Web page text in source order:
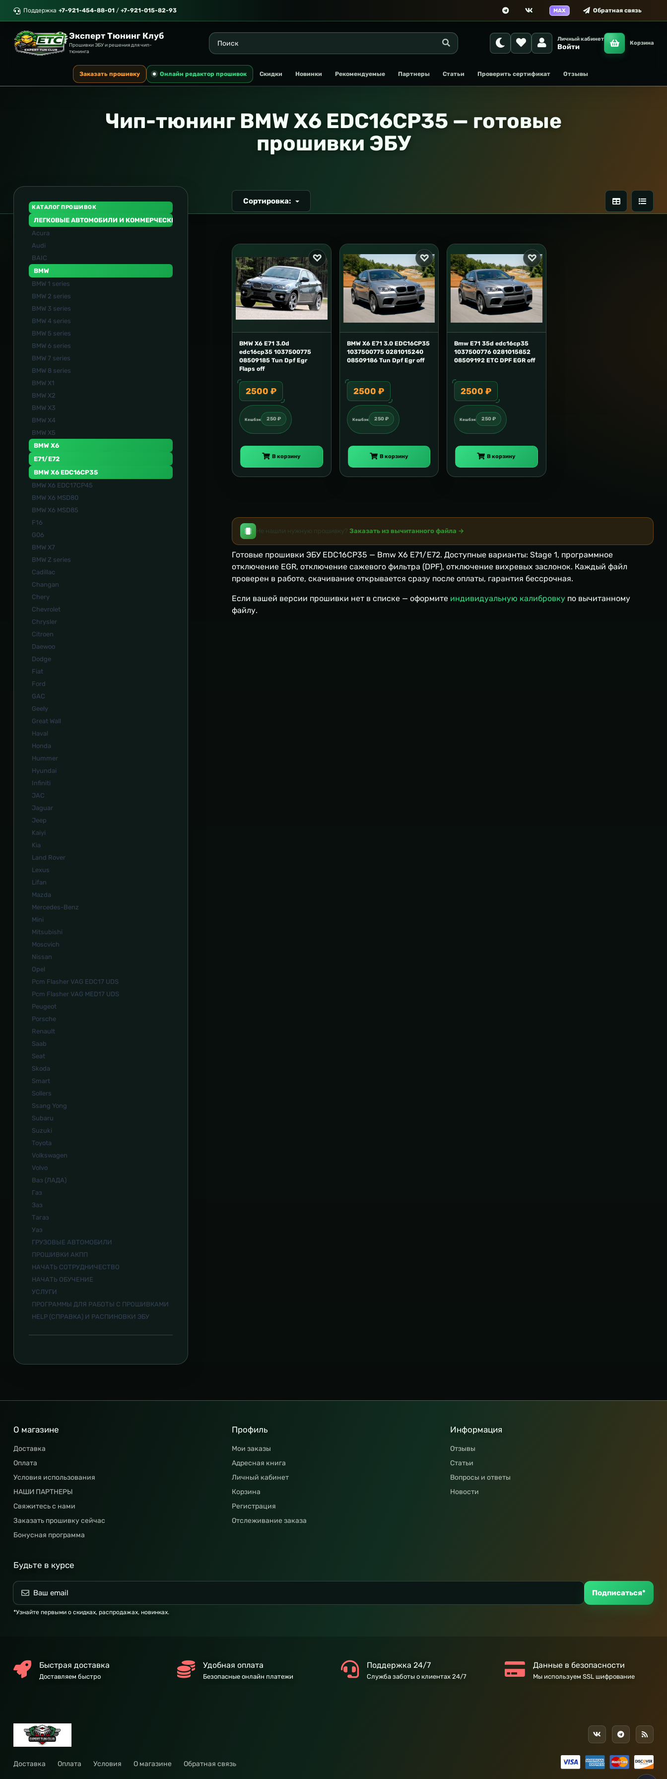
Поддержка +7-921-454-88-01 / +7-921-015-82-93 MAX Обратная связь
Эксперт Тюнинг Клуб
Прошивки ЭБУ и решения для чип-
тюнинга
Личный кабинет
Войти Корзина
Заказать прошивку Онлайн редактор прошивок Скидки Новинки Рекомендуемые Партнеры Статьи Проверить сертификат Отзывы
Чип-тюнинг BMW X6 EDC16CP35 — готовые
прошивки ЭБУ
КАТАЛОГ ПРОШИВОК
ЛЕГКОВЫЕ АВТОМОБИЛИ И КОММЕРЧЕСКИЙ ТРАНСПОРТ
Acura
Audi
BAIC
BMW
BMW 1 series
BMW 2 series
BMW 3 series
BMW 4 series
BMW 5 series
BMW 6 series
BMW 7 series
BMW 8 series
BMW X1
BMW X2
BMW X3
BMW X4
BMW X5
BMW X6
E71/E72
BMW X6 EDC16CP35
BMW X6 EDC17CP45
BMW X6 MSD80
BMW X6 MSD85
F16
G06
BMW X7
BMW Z series
Cadillac
Changan
Chery
Chevrolet
Chrysler
Citroen
Daewoo
Dodge
Fiat
Ford
GAC
Geely
Great Wall
Haval
Honda
Hummer
Hyundai
Infiniti
JAC
Jaguar
Jeep
Kaiyi
Kia
Land Rover
Lexus
Lifan
Mazda
Mercedes-Benz
Mini
Mitsubishi
Moscvich
Nissan
Opel
Pcm Flasher VAG EDC17 UDS
Pcm Flasher VAG MED17 UDS
Peugeot
Porsche
Renault
Saab
Seat
Skoda
Smart
Sollers
Ssang Yong
Subaru
Suzuki
Toyota
Volkswagen
Volvo
Ваз (ЛАДА)
Газ
Заз
Тагаз
Уаз
ГРУЗОВЫЕ АВТОМОБИЛИ
ПРОШИВКИ АКПП
НАЧАТЬ СОТРУДНИЧЕСТВО
НАЧАТЬ ОБУЧЕНИЕ
УСЛУГИ
ПРОГРАММЫ ДЛЯ РАБОТЫ С ПРОШИВКАМИ
HELP (СПРАВКА) И РАСПИНОВКИ ЭБУ
Сортировка:
BMW X6 E71 3.0d
edc16cp35 1037500775
08509185 Tun Dpf Egr
Flaps off
2500 ₽
Кешбэк 250 ₽
В корзину
BMW X6 E71 3.0 EDC16CP35
1037500775 0281015240
08509186 Tun Dpf Egr off
2500 ₽
Кешбэк 250 ₽
В корзину
Bmw E71 35d edc16cp35
1037500776 0281015852
08509192 ETC DPF EGR off
2500 ₽
Кешбэк 250 ₽
В корзину
Не нашли нужную прошивку? Заказать из вычитанного файла →
Готовые прошивки ЭБУ EDC16CP35 — Bmw X6 E71/E72. Доступные варианты: Stage 1, программное
отключение EGR, отключение сажевого фильтра (DPF), отключение вихревых заслонок. Каждый файл
проверен в работе, скачивание открывается сразу после оплаты, гарантия бессрочная.
Если вашей версии прошивки нет в списке — оформите индивидуальную калибровку по вычитанному
файлу.
О магазине
Доставка
Оплата
Условия использования
НАШИ ПАРТНЕРЫ
Свяжитесь с нами
Заказать прошивку сейчас
Бонусная программа
Профиль
Мои заказы
Адресная книга
Личный кабинет
Корзина
Регистрация
Отслеживание заказа
Информация
Отзывы
Статьи
Вопросы и ответы
Новости
Будьте в курсе
Подписаться*
*Узнайте первыми о скидках, распродажах, новинках.
Быстрая доставка
Доставляем быстро
Удобная оплата
Безопасные онлайн платежи
Поддержка 24/7
Служба заботы о клиентах 24/7
Данные в безопасности
Мы используем SSL шифрование
Доставка Оплата Условия О магазине Обратная связь